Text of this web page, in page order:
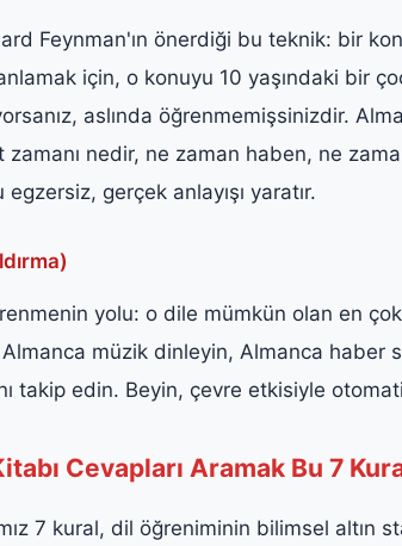
Feynman'ın önerdiği bu teknik: bir
için, o konuyu 10 yaşındaki bir
aslında öğrenmemişsinizdir.
nedir, ne zaman haben, ne
gerçek anlayışı yaratır.
yolu: o dile mümkün olan en
Almanca müzik dinleyin, Almanca haber
takip edin. Beyin, çevre etkisiyle
Cevapları Aramak Bu 7
7 kural, dil öğreniminin bilimsel altın